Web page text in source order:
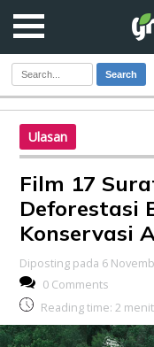
Search
Ulasan
Film 17
Deforestasi
Konservasi
Diposting pada 6
0 Comments
Reading time: 2 menit